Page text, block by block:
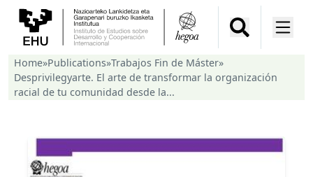
Home»Publications»Trabajos Fin de Máster»
Desprivilegyarte. El arte de transformar la organización
racial de tu comunidad desde la...